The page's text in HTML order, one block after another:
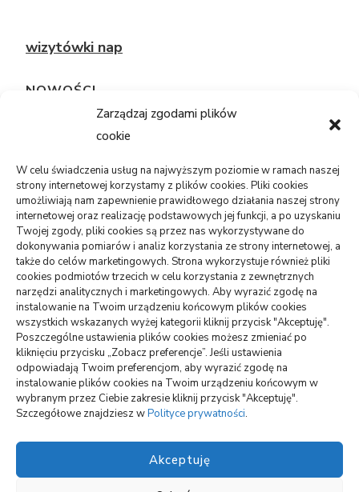
Zarządzaj zgodami plików
cookie
W celu świadczenia usług na najwyższym poziomie w ramach naszej
strony internetowej korzystamy z plików cookies. Pliki cookies
umożliwiają nam zapewnienie prawidłowego działania naszej strony
internetowej oraz realizację podstawowych jej funkcji, a po uzyskaniu
Twojej zgody, pliki cookies są przez nas wykorzystywane do
dokonywania pomiarów i analiz korzystania ze strony internetowej, a
także do celów marketingowych. Strona wykorzystuje również pliki
cookies podmiotów trzecich w celu korzystania z zewnętrznych
narzędzi analitycznych i marketingowych. Aby wyrazić zgodę na
instalowanie na Twoim urządzeniu końcowym plików cookies
wszystkich wskazanych wyżej kategorii kliknij przycisk "Akceptuję".
Poszczególne ustawienia plików cookies możesz zmieniać po
kliknięciu przycisku „Zobacz preferencje”. Jeśli ustawienia
odpowiadają Twoim preferencjom, aby wyrazić zgodę na
instalowanie plików cookies na Twoim urządzeniu końcowym w
wybranym przez Ciebie zakresie kliknij przycisk "Akceptuję".
Szczegółowe znajdziesz wPolityce prywatności.
Akceptuję
wizytówki nap
NOWOŚCI
system, płyta?
05/08/2026
USŁUGI
PR dla marki osobistej, gdy social
media nie wystarczają
06/07/2026
ZDROWIE
Pierwsze wolne terminy leczenia: jak
je sprawdzić
23/06/2026